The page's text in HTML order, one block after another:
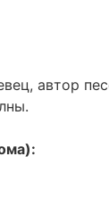
автор